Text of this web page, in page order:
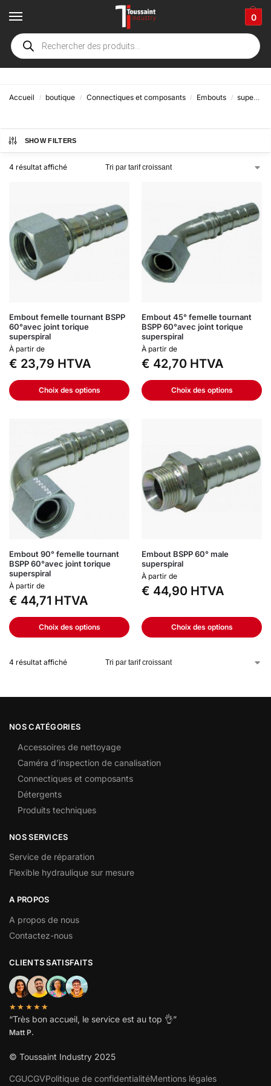
0
BSP
Accueil / boutique / Connectiques et composants / Embouts / superspiral
SHOW FILTERS
4 résultat affiché
Embout femelle tournant BSPP
60°avec joint torique
superspiral
À partir de
€ 23,79 HTVA
Choix des options
Embout 45° femelle tournant
BSPP 60°avec joint torique
superspiral
À partir de
€ 42,70 HTVA
Choix des options
Embout 90° femelle tournant
BSPP 60°avec joint torique
superspiral
À partir de
€ 44,71 HTVA
Choix des options
Embout BSPP 60° male
superspiral
À partir de
€ 44,90 HTVA
Choix des options
4 résultat affiché
NOS CATÉGORIES
Accessoires de nettoyage
Caméra d’inspection de canalisation
Connectiques et composants
Détergents
Produits techniques
NOS SERVICES
Service de réparation
Flexible hydraulique sur mesure
A PROPOS
A propos de nous
Contactez-nous
CLIENTS SATISFAITS
★★★★★
“Très bon accueil, le service est au top 👌”
Matt P.
© Toussaint Industry 2025
CGUCGVPolitique de confidentialitéMentions légales